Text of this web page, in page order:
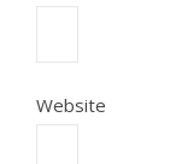
Website